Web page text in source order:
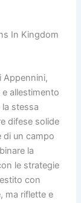
Appennini,
allestimento
la stessa
difese solide
di un campo
la
le strategie
con
ma riflette e